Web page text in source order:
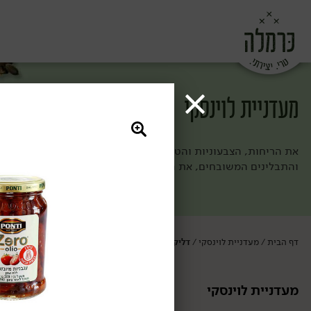
מעדניית לוינסקי
את הריחות, הצבעוניות והטעמים של השוק עדיין אי אפשר למכור
והתבלינים המשובחים, את החמוצים הביתיים והפיצוחים
דף הבית /מעדניית לוינסקי /דליקטסים ושימורים
מעדניית לוינסקי דליקטסים